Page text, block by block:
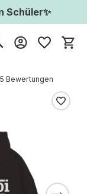
Schüler✨
Bewertungen